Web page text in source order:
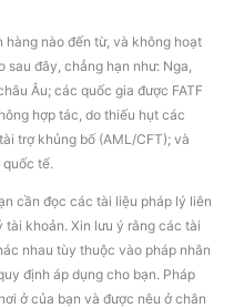
nào đến từ, và không hoạt
đây, chẳng hạn như: Nga,
Âu; các quốc gia được FATF
hợp tác, do thiếu hụt các
trợ khủng bố (AML/CFT); và
tế.
cần đọc các tài liệu pháp lý liên
khoản. Xin lưu ý rằng các tài
nhau tùy thuộc vào pháp nhân
định áp dụng cho bạn. Pháp
ở của bạn và được nêu ở chân